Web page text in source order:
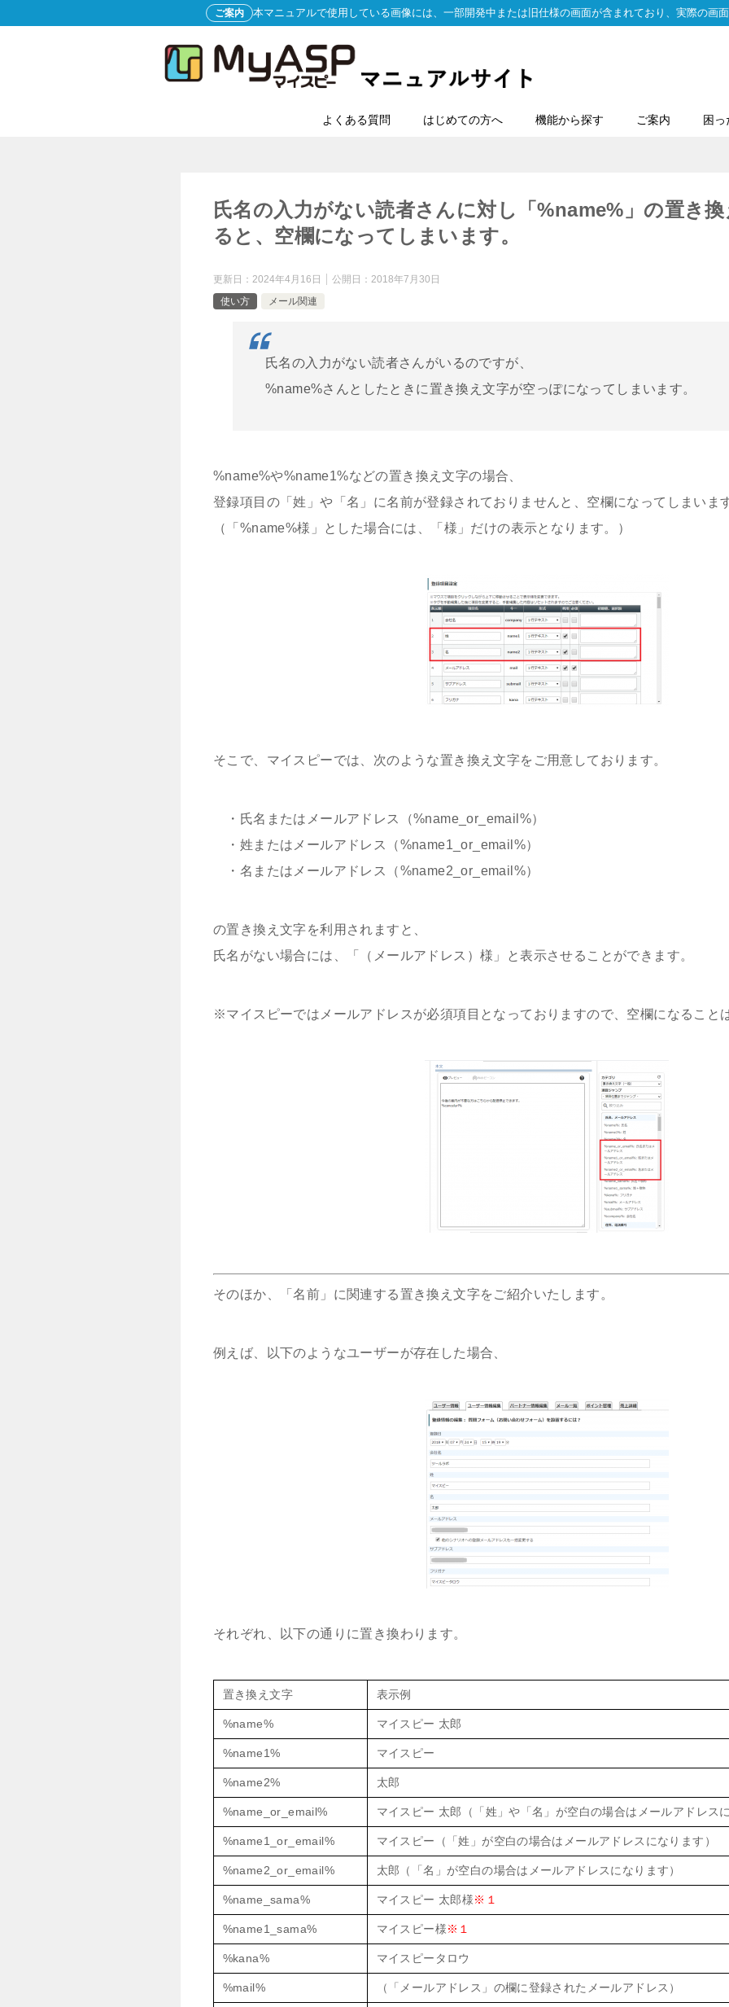
ご案内 本マニュアルで使用している画像には、一部開発中または旧仕様の画面が含まれており、実際の画
よくある質問 はじめての方へ 機能から探す ご案内 困っ
氏名の入力がない読者さんに対し「%name%」の置き
ると、空欄になってしまいます。
更新日： 2024年4月16日 公開日： 2018年7月30日
使い方
メール関連
氏名の入力がない読者さんがいるのですが、
%name%さんとしたときに置き換え文字が空っぽになってしまいます。
%name%や%name1%などの置き換え文字の場合、
登録項目の「姓」や「名」に名前が登録されておりませんと、空欄になってしまいま
（「%name%様」とした場合には、「様」だけの表示となります。）
そこで、マイスピーでは、次のような置き換え文字をご用意しております。
・氏名またはメールアドレス（%name_or_email%）
・姓またはメールアドレス（%name1_or_email%）
・名またはメールアドレス（%name2_or_email%）
の置き換え文字を利用されますと、
氏名がない場合には、「（メールアドレス）様」と表示させることができます。
※マイスピーではメールアドレスが必須項目となっておりますので、空欄になること
そのほか、「名前」に関連する置き換え文字をご紹介いたします。
例えば、以下のようなユーザーが存在した場合、
それぞれ、以下の通りに置き換わります。
置き換え文字 表示例
%name% マイスピー 太郎
%name1% マイスピー
%name2% 太郎
%name_or_email% マイスピー 太郎（「姓」や「名」が空白の場合はメールアドレス
%name1_or_email% マイスピー（「姓」が空白の場合はメールアドレスになります）
%name2_or_email% 太郎（「名」が空白の場合はメールアドレスになります）
%name_sama% マイスピー 太郎様※１
%name1_sama% マイスピー様※１
%kana% マイスピータロウ
%mail% （「メールアドレス」の欄に登録されたメールアドレス）